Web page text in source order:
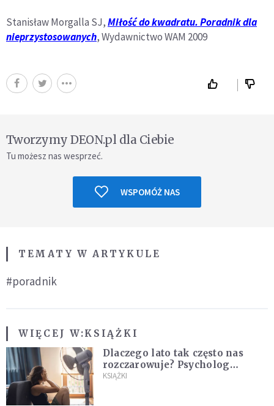
Stanisław Morgalla SJ,Miłość do kwadratu. Poradnik dla
nieprzystosowanych, Wydawnictwo WAM 2009
Tworzymy DEON.pl dla Ciebie
Tu możesz nas wesprzeć.
WSPOMÓŻ NAS
TEMATY W ARTYKULE
#poradnik
WIĘCEJ W:KSIĄŻKI
Dlaczego lato tak często nas
rozczarowuje? Psycholog
wyjaśnia, skąd bierze się presja
KSIĄŻKI